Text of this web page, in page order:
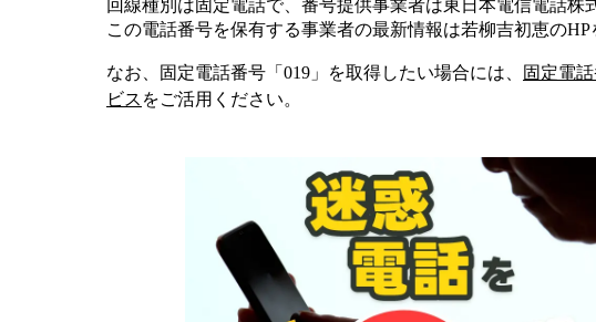
回線種別は固定電話で、番号提供事業者は東日本電信電話株
この電話番号を保有する事業者の最新情報は若柳吉初恵のHP
なお、固定電話番号「 019 」を取得したい場合には、 固定電話
ビス をご活用ください。